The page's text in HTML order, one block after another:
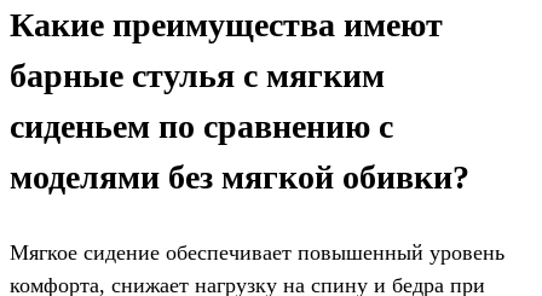
Какие преимущества имеют
барные стулья с мягким
сиденьем по сравнению с
моделями без мягкой обивки?
Мягкое сидение обеспечивает повышенный уровень
комфорта, снижает нагрузку на спину и бедра при